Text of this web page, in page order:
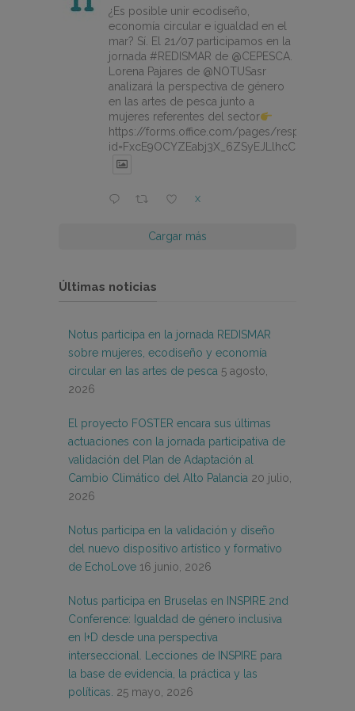
¿Es posible unir ecodiseño,
economía circular e igualdad en el
mar? Sí. El 21/07 participamos en la
jornada #REDISMAR de @CEPESCA.
Lorena Pajares de @NOTUSasr
analizará la perspectiva de género
en las artes de pesca junto a
mujeres referentes del sector
https://forms.office.com/pages/
X
Cargar más
Últimas noticias
Notus participa en la jornada REDISMAR
sobre mujeres, ecodiseño y economía
circular en las artes de pesca 5 agosto,
2026
El proyecto FOSTER encara sus últimas
actuaciones con la jornada participativa de
validación del Plan de Adaptación al
Cambio Climático del Alto Palancia 20 julio,
2026
Notus participa en la validación y diseño
del nuevo dispositivo artístico y formativo
de EchoLove 16 junio, 2026
Notus participa en Bruselas en INSPIRE 2nd
Conference: Igualdad de género inclusiva
en I+D desde una perspectiva
interseccional. Lecciones de INSPIRE para
la base de evidencia, la práctica y las
políticas. 25 mayo, 2026